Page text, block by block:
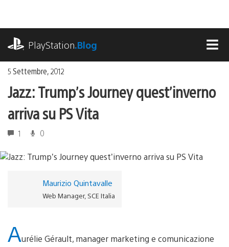
contenuto
PlayStation.Blog
5 Settembre, 2012
Jazz: Trump’s Journey quest’inverno
arriva su PS Vita
1 0
Maurizio Quintavalle
Web Manager, SCE Italia
Aurélie Gérault, manager marketing e comunicazione